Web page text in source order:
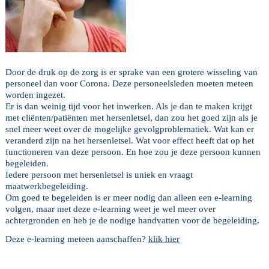
Door de druk op de zorg is er sprake van een grotere wisseling van
personeel dan voor Corona. Deze personeelsleden moeten meteen
worden ingezet.
Er is dan weinig tijd voor het inwerken. Als je dan te maken krijgt
met cliënten/patiënten met hersenletsel, dan zou het goed zijn als je
snel meer weet over de mogelijke gevolgproblematiek. Wat kan er
veranderd zijn na het hersenletsel. Wat voor effect heeft dat op het
functioneren van deze persoon. En hoe zou je deze persoon kunnen
begeleiden.
Iedere persoon met hersenletsel is uniek en vraagt
maatwerkbegeleiding.
Om goed te begeleiden is er meer nodig dan alleen een e-learning
volgen, maar met deze e-learning weet je wel meer over
achtergronden en heb je de nodige handvatten voor de begeleiding.
Deze e-learning meteen aanschaffen? klik hier